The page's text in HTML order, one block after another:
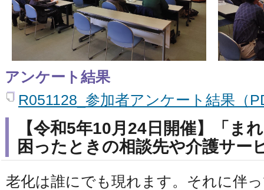
アンケート結果
R051128_参加者アンケート結果（
【令和5年10月24日開催】「ま
困ったときの相談先や介護サー
老化は誰にでも現れます。それに伴